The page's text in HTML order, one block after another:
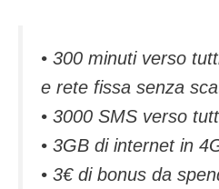
• 300 minuti verso
e rete fissa senza
• 3000 SMS verso
• 3GB di internet in
• 3€ di bonus da